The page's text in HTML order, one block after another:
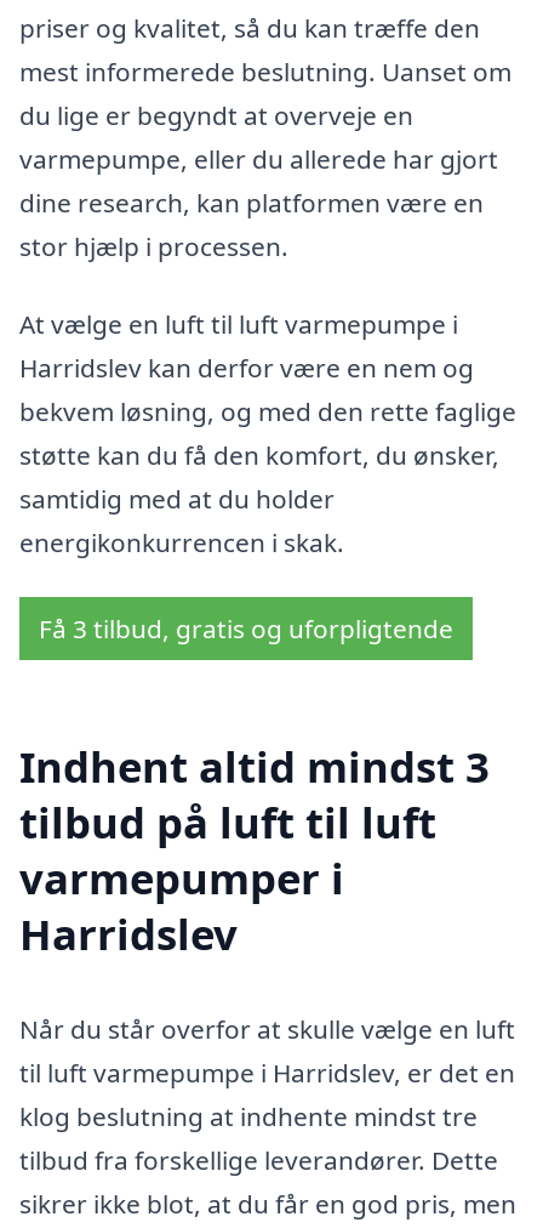
priser og kvalitet, så du kan træffe den
mest informerede beslutning. Uanset om
du lige er begyndt at overveje en
varmepumpe, eller du allerede har gjort
dine research, kan platformen være en
stor hjælp i processen.
At vælge en luft til luft varmepumpe i
Harridslev kan derfor være en nem og
bekvem løsning, og med den rette faglige
støtte kan du få den komfort, du ønsker,
samtidig med at du holder
energikonkurrencen i skak.
Få 3 tilbud, gratis og uforpligtende
Indhent altid mindst 3
tilbud på luft til luft
varmepumper i
Harridslev
Når du står overfor at skulle vælge en luft
til luft varmepumpe i Harridslev, er det en
klog beslutning at indhente mindst tre
tilbud fra forskellige leverandører. Dette
sikrer ikke blot, at du får en god pris, men